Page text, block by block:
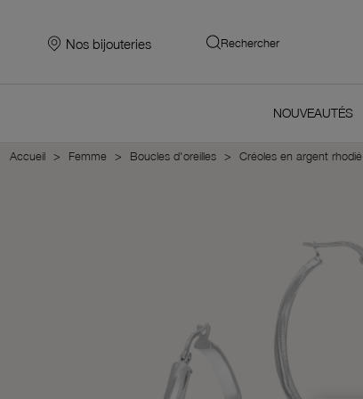
Nos bijouteries Rechercher
NOUVEAUTÉS
Accueil Femme Boucles d'oreilles Créoles en argent rhodié